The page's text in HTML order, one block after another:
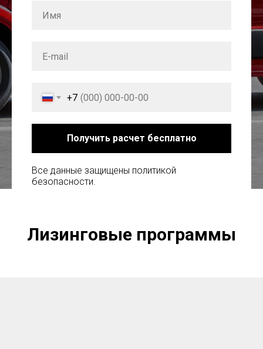
+7
Получить расчет бесплатно
Все данные защищены политикой
безопасности.
Лизинговые программы